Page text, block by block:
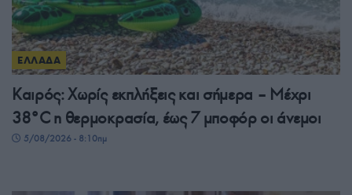
ΕΛΛΑΔΑ
Καιρός: Χωρίς εκπλήξεις και σήμερα – Μέχρι
38°C η θερμοκρασία, έως 7 μποφόρ οι άνεμοι
5/08/2026 - 8:10πμ